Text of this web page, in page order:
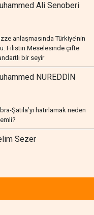
Ali Senoberi
anlaşmasında Türkiye’nin
Filistin Meselesinde çifte
bir seyir
NUREDDİN
Şatila’yı hatırlamak neden
Sezer